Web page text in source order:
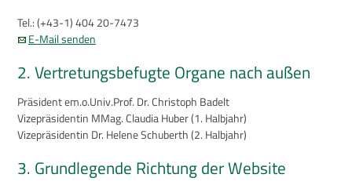
Tel.: (+43-1) 404 20-7473
E-Mail senden
2. Vertretungsbefugte Organe nach außen
Präsident em.o.Univ.Prof. Dr. Christoph Badelt
Vizepräsidentin MMag. Claudia Huber (1. Halbjahr)
Vizepräsidentin Dr. Helene Schuberth (2. Halbjahr)
3. Grundlegende Richtung der Website